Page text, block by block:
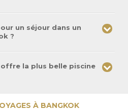
un séjour dans un
?
la plus belle piscine
À BANGKOK